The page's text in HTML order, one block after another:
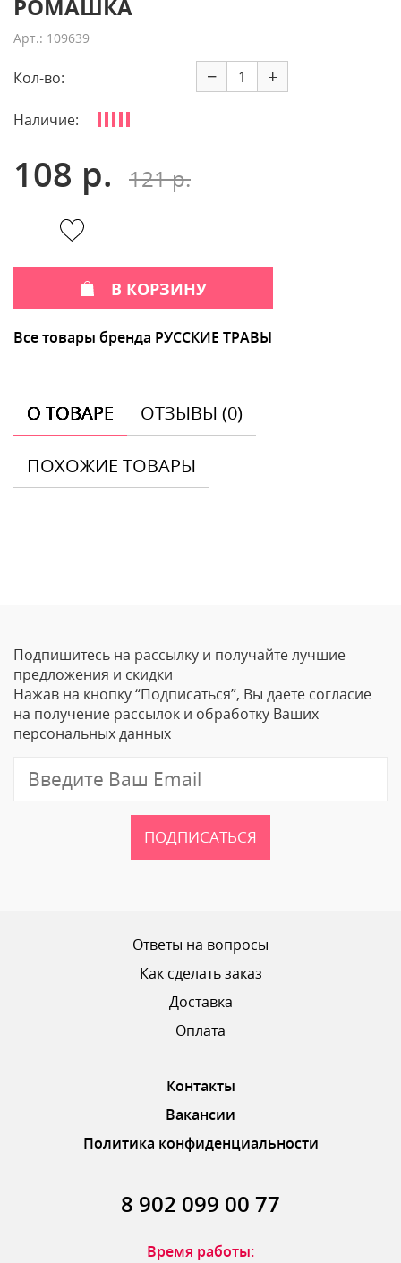
РОМАШКА
Арт.: 109639
Кол-во: − +
Наличие:
108 р. 121 р.
В КОРЗИНУ
Все товары бренда РУССКИЕ ТРАВЫ
О ТОВАРЕ ОТЗЫВЫ (0)
ПОХОЖИЕ ТОВАРЫ
Ваше Имя
Email
ОТПРАВИТЬ ОТЗЫВ
Подпишитесь на рассылку и получайте лучшие
предложения и скидки
Нажав на кнопку “Подписаться”, Вы даете согласие
на получение рассылок и обработку Ваших
персональных данных
ПОДПИСАТЬСЯ
Ответы на вопросы
Как сделать заказ
Доставка
Оплата
Контакты
Вакансии
Политика конфиденциальности
8 902 099 00 77
Время работы: